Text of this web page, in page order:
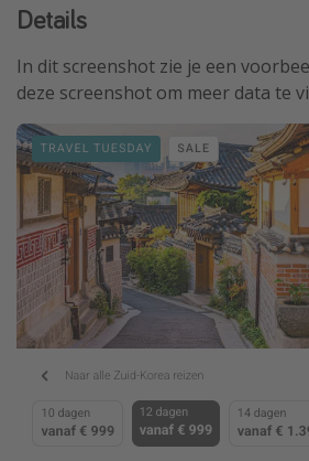
Details
In dit screenshot zie je een
deze screenshot om meer data te